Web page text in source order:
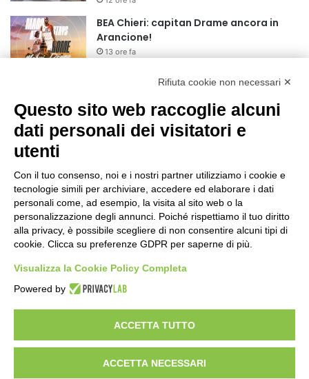
BEA Chieri: capitan Drame ancora in
Arancione!
13 ore fa
Novità al Museo di Arte Sacra di Viù
cervello
16 ore fa
Una guida alimentare per affrontare i
giorni più caldi: come idratarsi e cosa
portare in tavola a Ferragosto
Basket Torino guarda al futuro:
accordo pluriennale con il giovane
Alberto Mossi
20 ore fa
Rifiuta cookie non necessari ✕
Questo sito web raccoglie alcuni
dati personali dei visitatori e
utenti
Con il tuo consenso, noi e i nostri partner utilizziamo i cookie e
tecnologie simili per archiviare, accedere ed elaborare i dati
personali come, ad esempio, la visita al sito web o la
personalizzazione degli annunci. Poiché rispettiamo il tuo diritto
alla privacy, è possibile scegliere di non consentire alcuni tipi di
cookie. Clicca su preferenze GDPR per saperne di più.
Visualizza la Cookie Policy Completa
Powered by
ACCETTA TUTTO
ACCETTA NECESSARI